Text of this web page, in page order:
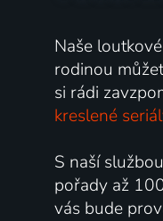
Naše
rodinou
si rádi
kreslené
S naší
pořady až
vás bude